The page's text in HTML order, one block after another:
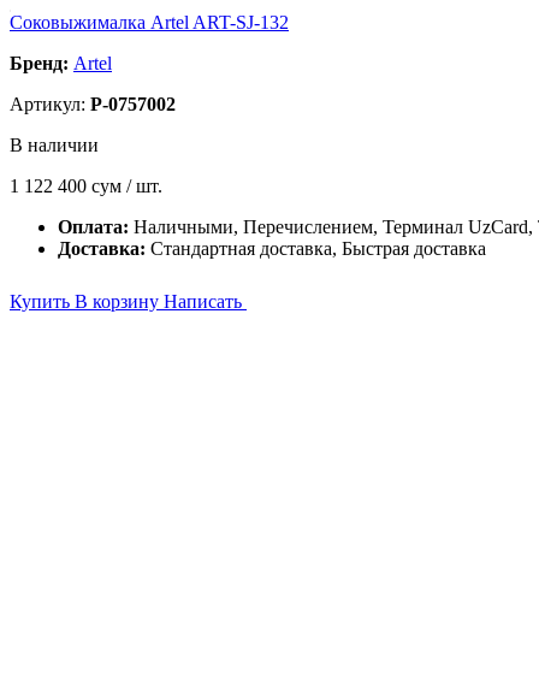
Соковыжималка Artel ART-SJ-132
Бренд: Artel
Артикул: P-0757002
В наличии
1 122 400 сум / шт.
Оплата: Наличными, Перечислением, Терминал
Доставка: Стандартная доставка, Быстрая доставка
Купить В корзину Написать